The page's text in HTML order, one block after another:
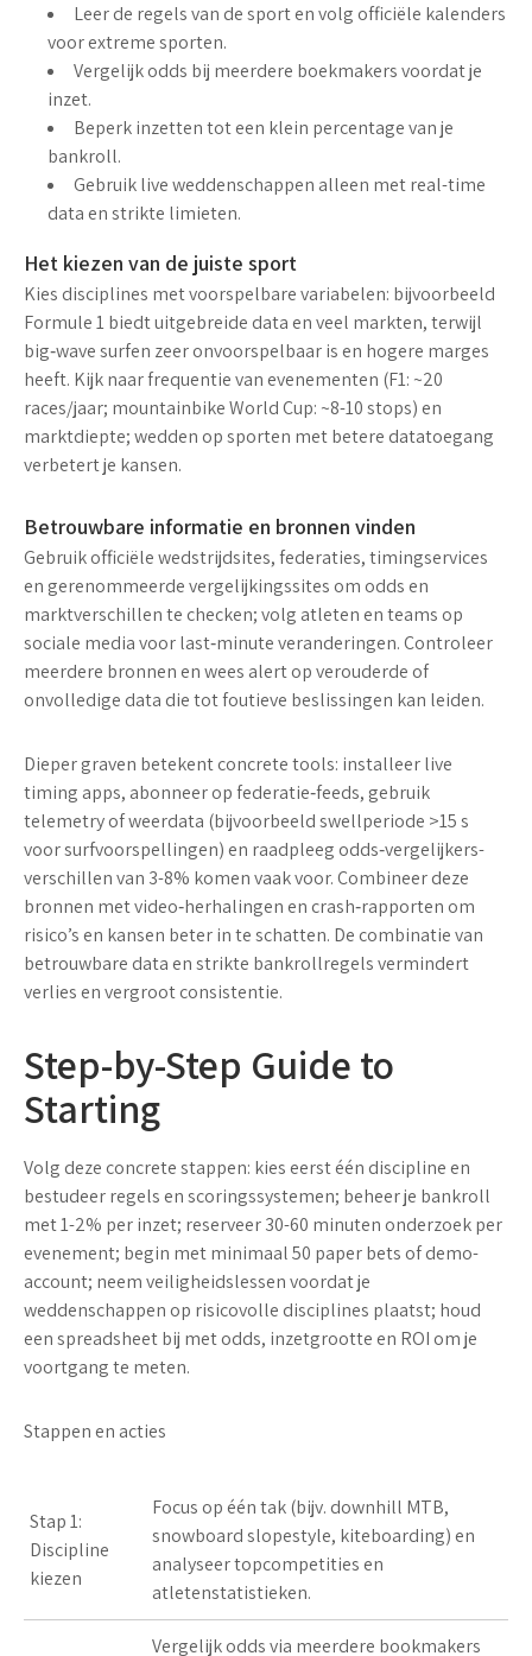
Leer de regels van de sport en volg officiële kalenders
voorextreme sporten.
Vergelijkodds bij meerdere boekmakersvoordat je
inzet.
Beperk inzetten tot een klein percentage van je
bankroll.
Gebruiklive weddenschappen alleen met real-time
data en strikte limieten.
Het kiezen van de juiste sport
Kies disciplines met voorspelbare variabelen: bijvoorbeeld
Formule 1 biedt uitgebreide data en veel markten, terwijl
big‑wave surfen zeer onvoorspelbaar is en hogere marges
heeft. Kijk naar frequentie van evenementen (F1: ~20
races/jaar; mountainbike World Cup: ~8-10 stops) en
marktdiepte;wedden op sporten met betere datatoegang
verbetert je kansen.
Betrouwbare informatie en bronnen vinden
Gebruik officiële wedstrijdsites, federaties, timingservices
en gerenommeerde vergelijkingssites om odds en
marktverschillen te checken; volg atleten en teams op
sociale media voor last‑minute veranderingen. Controleer
meerdere bronnen en wees alert op verouderde of
onvolledige data die tot foutieve beslissingen kan leiden.
Dieper graven betekent concrete tools: installeer live
timing apps, abonneer op federatie‑feeds, gebruik
telemetry of weerdata (bijvoorbeeld swellperiode >15 s
voor surfvoorspellingen) en raadpleeg odds‑vergelijkers-
verschillen van 3-8% komen vaak voor. Combineer deze
bronnen met video‑herhalingen en crash‑rapporten om
risico’s en kansen beter in te schatten. De combinatie van
betrouwbare data en strikte bankrollregels vermindert
verlies en vergroot consistentie.
Step-by-Step Guide to
Starting
Volg deze concrete stappen: kies eerst één discipline en
bestudeer regels en scoringssystemen; beheer je bankroll
met1-2% per inzet; reserveer 30-60 minuten onderzoek per
evenement; begin met minimaal50 paper bets of demo-
account; neem veiligheidslessen voordat je
weddenschappen op risicovolle disciplines plaatst; houd
een spreadsheet bij met odds, inzetgrootte en ROI om je
voortgang te meten.
Stappen en acties
Stap 1:
Discipline
kiezen
Focus op één tak (bijv. downhill MTB,
snowboard slopestyle, kiteboarding) en
analyseer topcompetities en
atletenstatistieken.
Vergelijk odds via meerdere bookmakers